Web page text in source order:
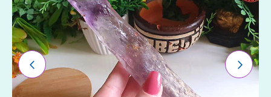
FAVORITOS
ANTERIOR